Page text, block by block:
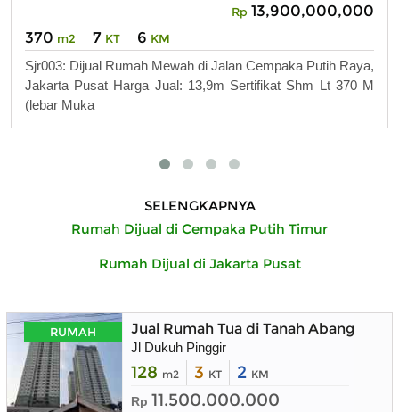
Rp 13,900,000,000
370 m2 7 KT 6 KM
Sjr003: Dijual Rumah Mewah di Jalan Cempaka Putih Raya,
Jakarta Pusat Harga Jual: 13,9m Sertifikat Shm Lt 370 M
(lebar Muka
SELENGKAPNYA
Rumah Dijual di Cempaka Putih Timur
Rumah Dijual di Jakarta Pusat
RUMAH Jual Rumah Tua di Tanah Abang
Jl Dukuh Pinggir
128 m2 3 KT 2 KM
Rp 11.500.000.000